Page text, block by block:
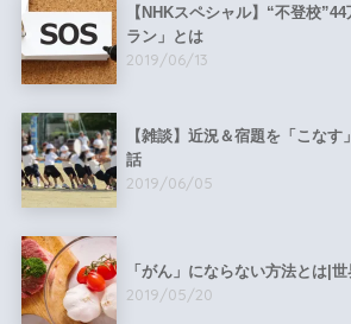
【NHKスペシャル】“不登校
ラン」とは
2019/06/13
【雑談】近況＆宿題を「こな
話
2019/06/05
「がん」にならない方法とは|
2019/05/20